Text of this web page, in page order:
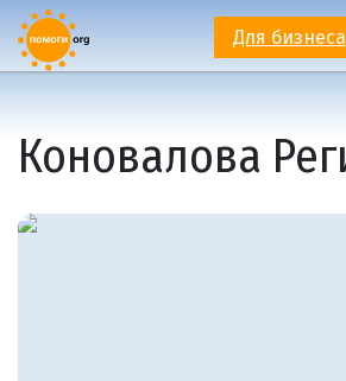
Для бизнеса
Коновалова